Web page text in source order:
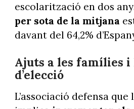
escolarització en dos
per sota de la mitjana
davant del 64,2%
Ajuts a les famílies
d’elecció
L’associació defensa que